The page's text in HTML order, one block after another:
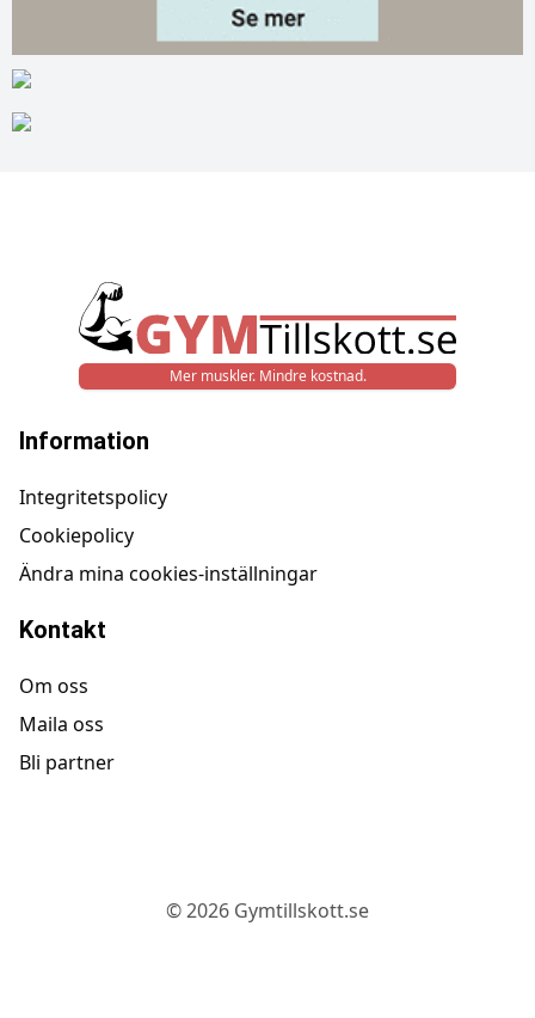
Mer muskler. Mindre kostnad.
Information
Integritetspolicy
Cookiepolicy
Ändra mina cookies-inställningar
Kontakt
Om oss
Maila oss
Bli partner
©2026 Gymtillskott.se